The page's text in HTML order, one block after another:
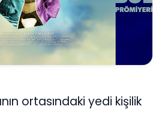
ortasındaki yedi kişilik